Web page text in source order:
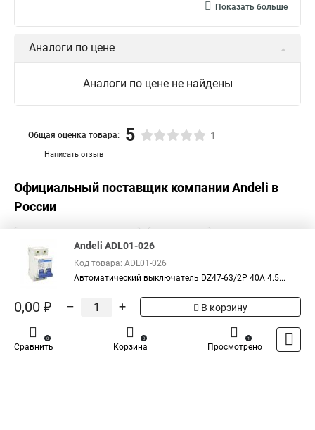
Показать больше
Аналоги по цене
Аналоги по цене не найдены
Написать отзыв
Общая оценка товара: 5 1
Официальный поставщик компанииAndeli в
России
Andeli ADL01-026
Код товара: ADL01-026
Автоматический выключатель DZ47-63/2P 40A 4.5...
0,00 ₽ – + В корзину
Сравнить
0
Корзина
0
Просмотрено
1